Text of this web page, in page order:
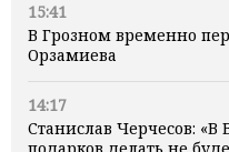
15:41
В Грозном временно
Орзамиева
14:17
Станислав Черчесов: